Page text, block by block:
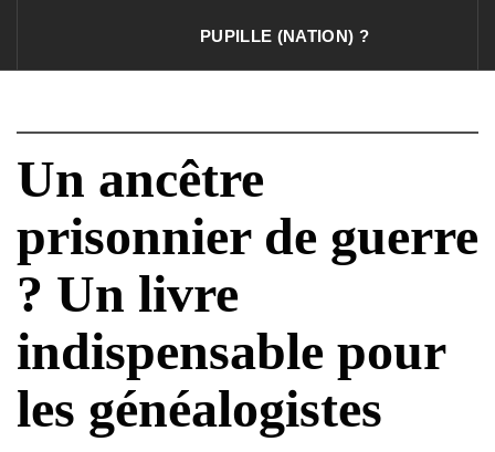
PUPILLE (NATION) ?
Un ancêtre
prisonnier de guerre
? Un livre
indispensable pour
les généalogistes